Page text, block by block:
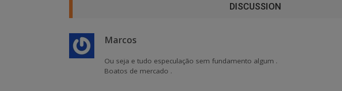
DISCUSSION
Marcos
Ou seja e tudo especulação sem fundamento algum .
Boatos de mercado .